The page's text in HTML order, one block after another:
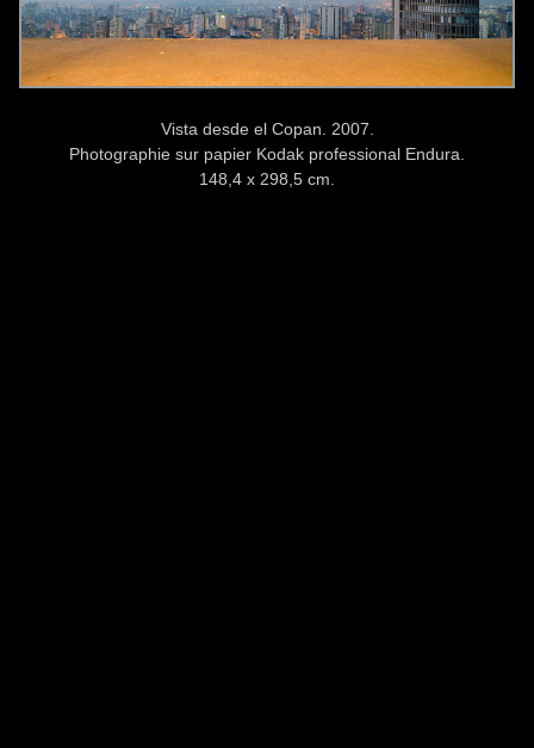
Vista desde el Copan. 2007.
Photographie sur papier Kodak professional Endura.
148,4 x 298,5 cm.